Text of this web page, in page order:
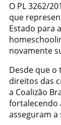
O PL 3262/
que
Estado para
novamente
Desde que o
direitos das
a Coalizão
fortalecendo
asseguram a